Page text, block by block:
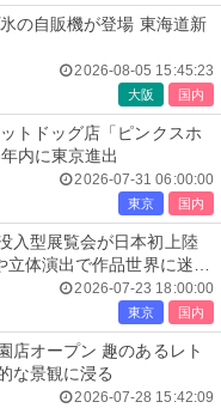
の自販機が登場 東海道新
2026-08-05 15:45:23
大阪 国内
トドッグ店「ピンクスホ
内に東京進出
2026-07-31 06:00:00
東京 国内
入型展覧会が日本初上陸
体演出で作品世界に迷い
2026-07-23 18:00:00
東京 国内
店オープン 趣のあるレト
な景観に浸る
2026-07-28 15:42:09